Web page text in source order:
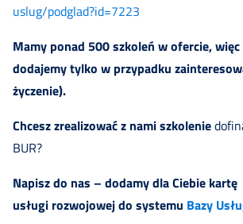
uslug/podglad?id=7223
Mamy ponad 500 szkoleń w ofercie,
dodajemy tylko w przypadku
życzenie).
Chcesz zrealizować z nami szkolenie
BUR?
Napisz do nas – dodamy dla Ciebie kartę
usługi rozwojowej do systemu Bazy